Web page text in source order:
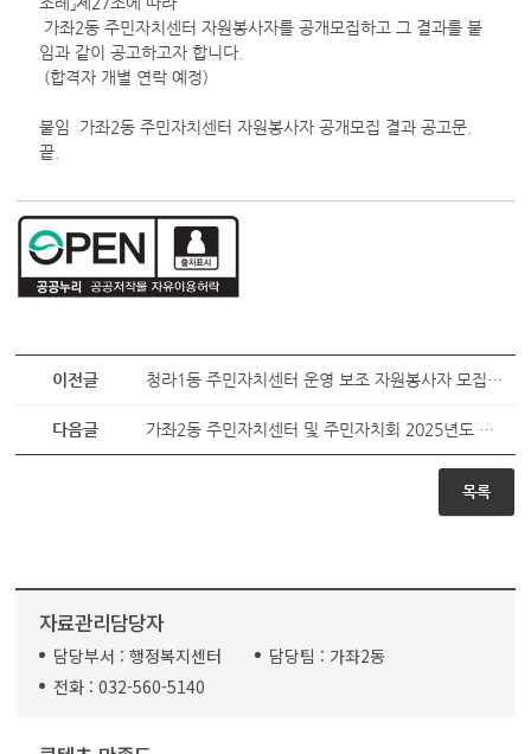
가좌2동 주민자치센터 자원봉사자를 공개모집하고 그 결과를 붙
임과 같이 공고하고자 합니다.
(합격자 개별 연락 예정)
붙임 가좌2동 주민자치센터 자원봉사자 공개모집 결과 공고문.
끝.
이전글 청라1동 주민자치센터 운영 보조 자원봉사자 모집 재공고
다음글 가좌2동 주민자치센터 및 주민자치회 2025년도 상·하반기 감사결과 보고
목록
자료관리담당자
담당부서 : 행정복지센터 담당팀 : 가좌2동
전화 : 032-560-5140